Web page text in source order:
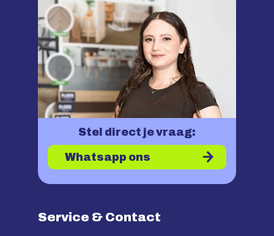
Stel direct je vraag:
Whatsapp ons
Service & Contact